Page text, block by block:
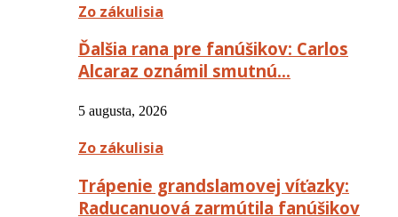
Zo zákulisia
Ďalšia rana pre fanúšikov: Carlos
Alcaraz oznámil smutnú…
5 augusta, 2026
Zo zákulisia
Trápenie grandslamovej víťazky:
Raducanuová zarmútila fanúšikov